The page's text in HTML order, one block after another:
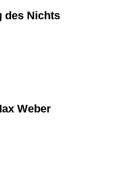
des Nichts
Weber